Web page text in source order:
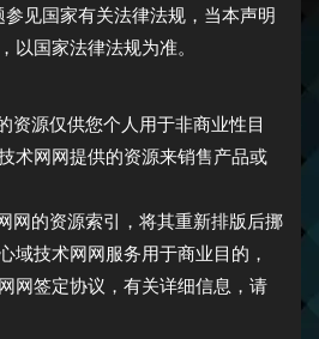
见国家有关法律法规，当本声明
以国家法律法规为准。
资源仅供您个人用于非商业性目
术网网提供的资源来销售产品或
网的资源索引，将其重新排版后挪
域技术网网服务用于商业目的，
网签定协议，有关详细信息，请